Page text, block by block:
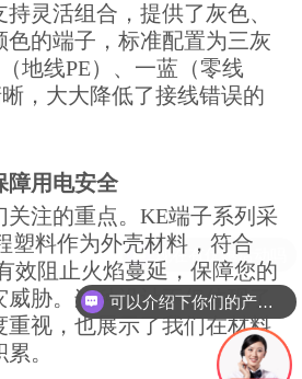
灵活组合，提供了灰色、
色的端子，标准配置为三灰
地线PE）、一蓝（零线
，大大降低了接线错误的
障用电安全
关注的重点。KE端子系列采
塑料作为外壳材料，符合
效阻止火焰蔓延，保障您的
胁。这种设计不仅体现了
重视，也展示了我们在材料
。
可以介绍下你们的产品么